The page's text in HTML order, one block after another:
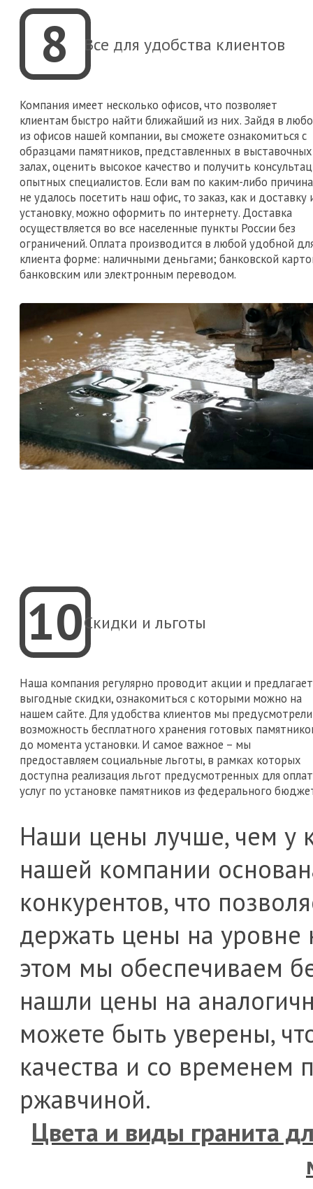
8 Все для удобства клиентов
Компания имеет несколько офисов, что позволяет
клиентам быстро найти ближайший из них. Зайдя в
из офисов нашей компании, вы сможете ознакомиться с
образцами памятников, представленных в выставочных
залах, оценить высокое качество и получить
опытных специалистов. Если вам по каким-либо
не удалось посетить наш офис, то заказ, как и доставку
установку‚ можно оформить по интернету. Доставка
осуществляется во все населенные пункты России без
ограничений. Оплата производится в любой удобной
клиента форме: наличными деньгами; банковской
банковским или электронным переводом.
10Скидки и льготы
Наша компания регулярно проводит акции и предлагает
выгодные скидки, ознакомиться с которыми можно на
нашем сайте. Для удобства клиентов мы предусмотрели
возможность бесплатного хранения готовых
до момента установки. И самое важное – мы
предоставляем социальные льготы, в рамках которых
доступна реализация льгот предусмотренных для
услуг по установке памятников из федерального
Наши цены лучше, чем у
нашей компании
конкурентов, что
держать цены на
этом мы обеспечиваем
нашли цены на
можете быть уверены,
качества и со временем
ржавчиной.
Цвета и виды гранита